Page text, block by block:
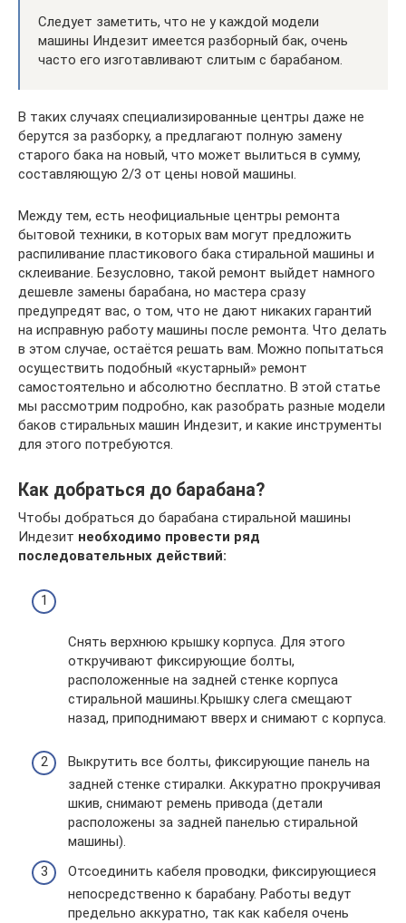
Следует заметить, что не у каждой модели
машины Индезит имеется разборный бак, очень
часто его изготавливают слитым с барабаном.
В таких случаях специализированные центры даже не
берутся за разборку, а предлагают полную замену
старого бака на новый, что может вылиться в сумму,
составляющую 2/3 от цены новой машины.
Между тем, есть неофициальные центры ремонта
бытовой техники, в которых вам могут предложить
распиливание пластикового бака стиральной машины и
склеивание. Безусловно, такой ремонт выйдет намного
дешевле замены барабана, но мастера сразу
предупредят вас, о том, что не дают никаких гарантий
на исправную работу машины после ремонта. Что делать
в этом случае, остаётся решать вам. Можно попытаться
осуществить подобный «кустарный» ремонт
самостоятельно и абсолютно бесплатно. В этой статье
мы рассмотрим подробно, как разобрать разные модели
баков стиральных машин Индезит, и какие инструменты
для этого потребуются.
Как добраться до барабана?
Чтобы добраться до барабана стиральной машины
Индезит необходимо провести ряд
последовательных действий:
Снять верхнюю крышку корпуса. Для этого
откручивают фиксирующие болты,
расположенные на задней стенке корпуса
стиральной машины.Крышку слега смещают
назад, приподнимают вверх и снимают с корпуса.
Выкрутить все болты, фиксирующие панель на
задней стенке стиралки. Аккуратно прокручивая
шкив, снимают ремень привода (детали
расположены за задней панелью стиральной
машины).
Отсоединить кабеля проводки, фиксирующиеся
непосредственно к барабану. Работы ведут
предельно аккуратно, так как кабеля очень